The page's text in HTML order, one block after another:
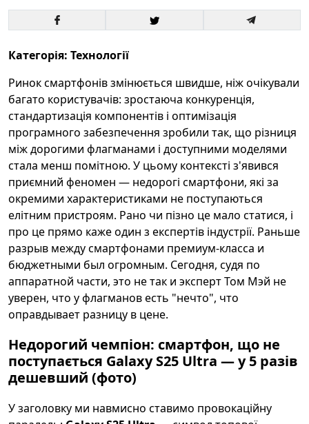
Категорія: Технології
Ринок смартфонів змінюється швидше, ніж очікували
багато користувачів: зростаюча конкуренція,
стандартизація компонентів і оптимізація
програмного забезпечення зробили так, що різниця
між дорогими флагманами і доступними моделями
стала менш помітною. У цьому контексті з'явився
приємний феномен — недорогі смартфони, які за
окремими характеристиками не поступаються
елітним пристроям. Рано чи пізно це мало статися, і
про це прямо каже один з експертів індустрії. Раньше
разрыв между смартфонами премиум-класса и
бюджетными был огромным. Сегодня, судя по
аппаратной части, это не так и эксперт Том Мэй не
уверен, что у флагманов есть "нечто", что
оправдывает разницу в цене.
Недорогий чемпіон: смартфон, що не
поступається Galaxy S25 Ultra — у 5 разів
дешевший (фото)
У заголовку ми навмисно ставимо провокаційну